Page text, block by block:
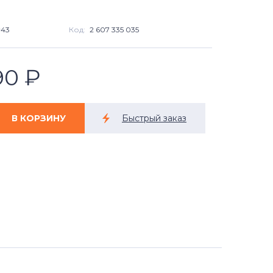
Код: 2 607 335 035
₽